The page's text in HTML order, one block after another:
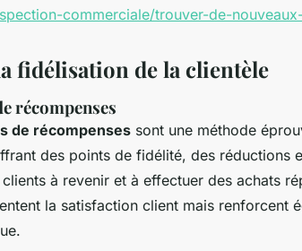
commerciale/trouver-de-
fidélisation de la clientèle
récompenses
de récompenses sont une méthode
des points de fidélité, des réductions
à revenir et à effectuer des achats
la satisfaction client mais renforcent